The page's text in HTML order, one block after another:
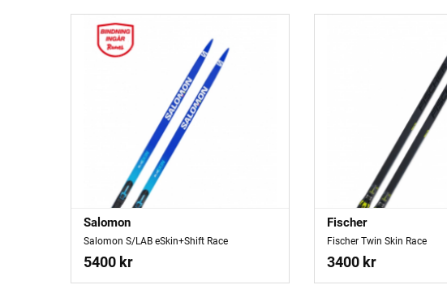
Salomon
Salomon S/LAB eSkin+Shift Race
5400 kr
Fischer
Fischer Twin Skin Race
3400 kr